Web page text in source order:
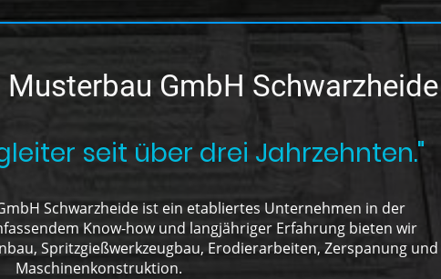
Musterbau GmbH Schwarzheide
seit über drei Jahrzehnten."
Schwarzheide ist ein etabliertes Unternehmen in der
Know-how und langjähriger Erfahrung bieten wir
Spritzgießwerkzeugbau, Erodierarbeiten, Zerspanung und
Maschinenkonstruktion.